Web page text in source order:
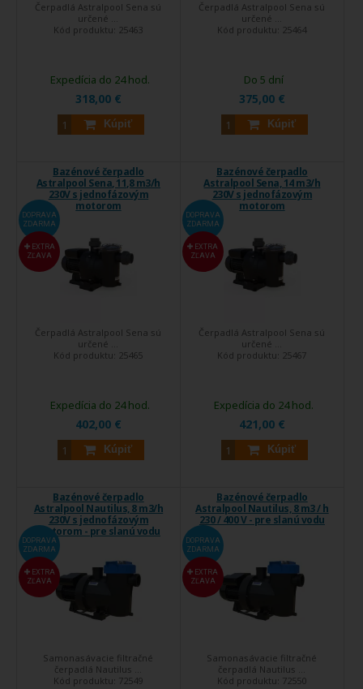
Čerpadlá Astralpool Sena sú
určené ...
Kód produktu: 25463
318,00 €
Kúpiť
Expedícia do 24 hod.
Čerpadlá Astralpool Sena sú
určené ...
Kód produktu: 25464
375,00 €
Kúpiť
Do 5 dní
Bazénové čerpadlo
Astralpool Sena, 11,8 m3/h
230V s jednofázovým
motorom
DOPRAVA
ZDARMA
EXTRA
ZĽAVA
Čerpadlá Astralpool Sena sú
určené ...
Kód produktu: 25465
402,00 €
Kúpiť
Expedícia do 24 hod.
Bazénové čerpadlo
Astralpool Sena, 14 m3/h
230V s jednofázovým
motorom
DOPRAVA
ZDARMA
EXTRA
ZĽAVA
Čerpadlá Astralpool Sena sú
určené ...
Kód produktu: 25467
421,00 €
Kúpiť
Expedícia do 24 hod.
Bazénové čerpadlo
Astralpool Nautilus, 8 m3/h
230V s jednofázovým
motorom - pre slanú vodu
DOPRAVA
ZDARMA
EXTRA
ZĽAVA
Samonasávacie filtračné
čerpadlá Nautilus ...
Kód produktu: 72549
Bazénové čerpadlo
Astralpool Nautilus, 8 m3 / h
230 / 400 V - pre slanú vodu
DOPRAVA
ZDARMA
EXTRA
ZĽAVA
Samonasávacie filtračné
čerpadlá Nautilus ...
Kód produktu: 72550